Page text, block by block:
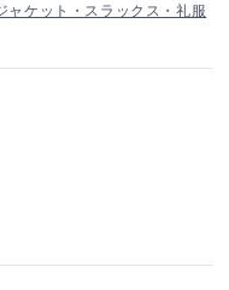
ャケット・スラックス・礼服